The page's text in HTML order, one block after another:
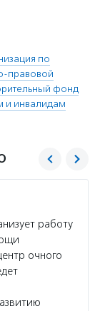
по
правовой
фонд
и инвалидам
работу
очного